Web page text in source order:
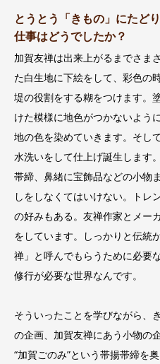
とうとう「きもの」にたど
仕事はどうでしたか？
加賀友禅は出来上がるまでさま
た白生地に下絵をして、彩色の
堤の役割をする糊をつけます。
けた模様に地色がつかないよう
地の色を染めていきます。そし
水洗いをして仕上げ誕生します
帯締、鼻緒に宝飾品などの小物
しをしなくてはいけない。トレ
の好みもある。友禅作家とメー
をしています。しっかりと伝統
禅」と呼んでもらうために必要
修行が必要な世界なんです。
そういったことを学びながら、
の企画、加賀友禅にあう小物の
“加賀ごのみ”という帯揚帯締を